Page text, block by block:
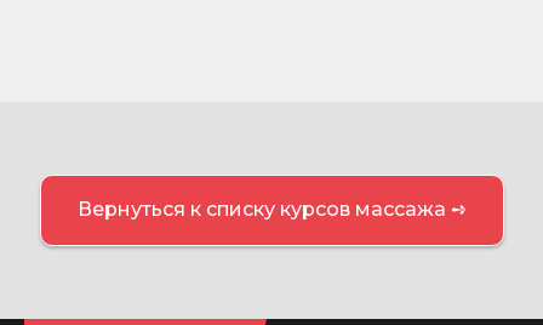
Вернуться к списку курсов массажа ➺